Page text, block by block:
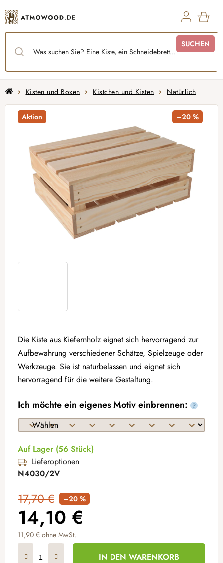
Inhalt
springen
SUCHEN
StartseiteKisten und Boxen Kistchen und Kisten Natürlich
Die Kiste aus Kiefernholz eignet sich hervorragend zur
Aufbewahrung verschiedener Schätze, Spielzeuge oder
Werkzeuge. Sie ist naturbelassen und eignet sich
hervorragend für die weitere Gestaltung.
Ich möchte ein eigenes Motiv einbrennen: ?
Auf Lager (56 Stück)
Lieferoptionen
N4030/2V
17,70 € –20 %
14,10 €
11,90 € ohne MwSt.
IN DEN WARENKORB
Aktion –20 %